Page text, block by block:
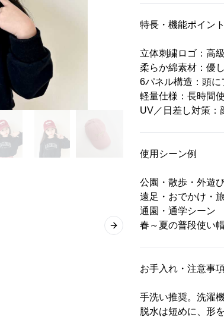
Next slide
特長・機能ポイント
立体刺繍ロゴ：高
柔らか綿素材：優
6パネル構造：頭に
軽量仕様：長時間
UV／日差し対策：
使用シーン例
公園・散歩・外遊
遠足・おでかけ・
通園・通学シーン
春～夏の普段使い
お手入れ・注意事
手洗い推奨。洗濯
脱水は短めに、形